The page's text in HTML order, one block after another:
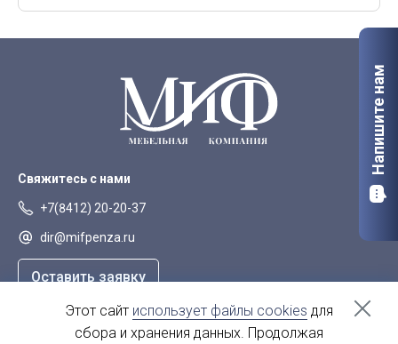
Тверь
Свяжитесь с нами
+7(8412) 20-20-37
dir@mifpenza.ru
Оставить заявку
Напишите нам
Этот сайт использует файлы cookies для
сбора и хранения данных. Продолжая